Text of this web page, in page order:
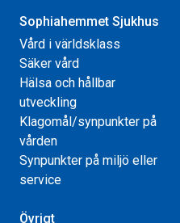
Sophiahemmet Sjukhus
Vård i världsklass
Säker vård
Hälsa och hållbar
utveckling
Klagomål/synpunkter på
vården
Synpunkter på miljö eller
service
Övrigt